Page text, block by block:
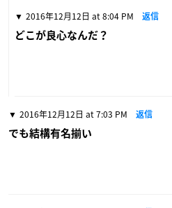
2016年12月12日 at 8:04 PM 返信
どこが良心なんだ？
2016年12月12日 at 7:03 PM 返信
でも結構有名揃い